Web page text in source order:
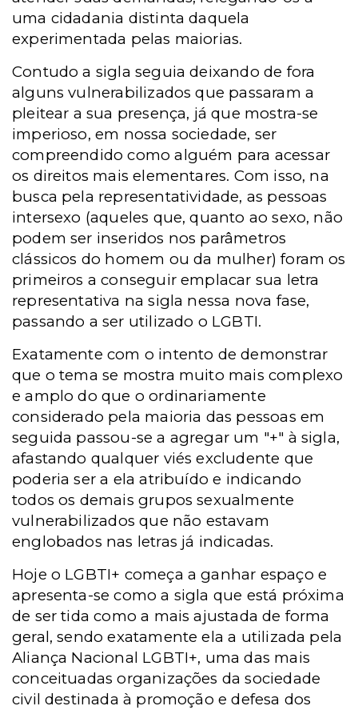
uma cidadania distinta daquela
experimentada pelas maiorias.
Contudo a sigla seguia deixando de fora
alguns vulnerabilizados que passaram a
pleitear a sua presença, já que mostra-se
imperioso, em nossa sociedade, ser
compreendido como alguém para acessar
os direitos mais elementares. Com isso, na
busca pela representatividade, as pessoas
intersexo (aqueles que, quanto ao sexo, não
podem ser inseridos nos parâmetros
clássicos do homem ou da mulher) foram os
primeiros a conseguir emplacar sua letra
representativa na sigla nessa nova fase,
passando a ser utilizado o LGBTI.
Exatamente com o intento de demonstrar
que o tema se mostra muito mais complexo
e amplo do que o ordinariamente
considerado pela maioria das pessoas em
seguida passou-se a agregar um "+" à sigla,
afastando qualquer viés excludente que
poderia ser a ela atribuído e indicando
todos os demais grupos sexualmente
vulnerabilizados que não estavam
englobados nas letras já indicadas.
Hoje o LGBTI+ começa a ganhar espaço e
apresenta-se como a sigla que está próxima
de ser tida como a mais ajustada de forma
geral, sendo exatamente ela a utilizada pela
Aliança Nacional LGBTI+, uma das mais
conceituadas organizações da sociedade
civil destinada à promoção e defesa dos